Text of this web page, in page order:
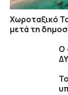
Χωροταξικό
μετά τη
Ο